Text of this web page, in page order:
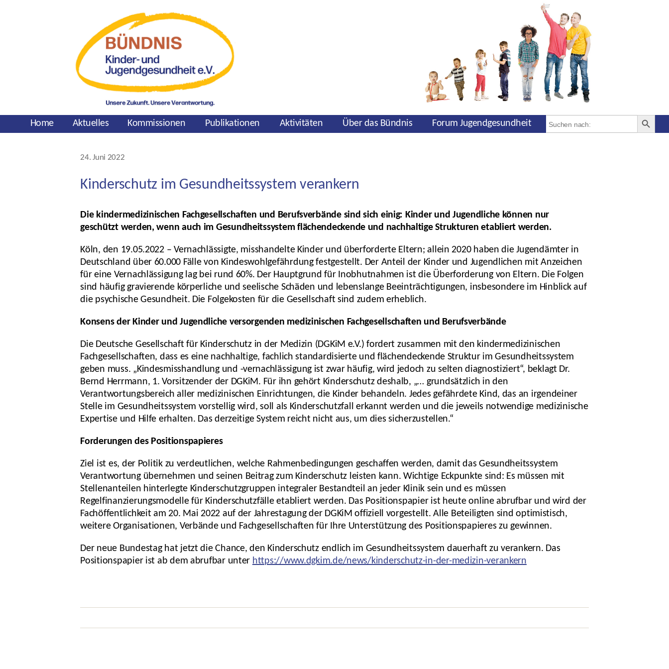
Home Aktuelles Kommissionen Publikationen Aktivitäten Über das Bündnis Forum Jugendgesundheit
for:
SEARCH
Kategorien
Veröffentlichungsdatum
24. Juni 2022
Kinderschutz im Gesundheitssystem verankern
Die kindermedizinischen Fachgesellschaften und Berufsverbände sind sich einig: Kinder und Jugendliche können nur
geschützt werden, wenn auch im Gesundheitssystem flächendeckende und nachhaltige Strukturen etabliert werden.
Köln, den 19.05.2022 – Vernachlässigte, misshandelte Kinder und überforderte Eltern; allein 2020 haben die Jugendämter in
Deutschland über 60.000 Fälle von Kindeswohlgefährdung festgestellt. Der Anteil der Kinder und Jugendlichen mit Anzeichen
für eine Vernachlässigung lag bei rund 60%. Der Hauptgrund für Inobhutnahmen ist die Überforderung von Eltern. Die Folgen
sind häufig gravierende körperliche und seelische Schäden und lebenslange Beeinträchtigungen, insbesondere im Hinblick auf
die psychische Gesundheit. Die Folgekosten für die Gesellschaft sind zudem erheblich.
Konsens der Kinder und Jugendliche versorgenden medizinischen Fachgesellschaften und Berufsverbände
Die Deutsche Gesellschaft für Kinderschutz in der Medizin (DGKiM e.V.) fordert zusammen mit den kindermedizinischen
Fachgesellschaften, dass es eine nachhaltige, fachlich standardisierte und flächendeckende Struktur im Gesundheitssystem
geben muss. „Kindesmisshandlung und -vernachlässigung ist zwar häufig, wird jedoch zu selten diagnostiziert“, beklagt Dr.
Bernd Herrmann, 1. Vorsitzender der DGKiM. Für ihn gehört Kinderschutz deshalb, „… grundsätzlich in den
Verantwortungsbereich aller medizinischen Einrichtungen, die Kinder behandeln. Jedes gefährdete Kind, das an irgendeiner
Stelle im Gesundheitssystem vorstellig wird, soll als Kinderschutzfall erkannt werden und die jeweils notwendige medizinische
Expertise und Hilfe erhalten. Das derzeitige System reicht nicht aus, um dies sicherzustellen.“
Forderungen des Positionspapieres
Ziel ist es, der Politik zu verdeutlichen, welche Rahmenbedingungen geschaffen werden, damit das Gesundheitssystem
Verantwortung übernehmen und seinen Beitrag zum Kinderschutz leisten kann. Wichtige Eckpunkte sind: Es müssen mit
Stellenanteilen hinterlegte Kinderschutzgruppen integraler Bestandteil an jeder Klinik sein und es müssen
Regelfinanzierungsmodelle für Kinderschutzfälle etabliert werden. Das Positionspapier ist heute online abrufbar und wird der
Fachöffentlichkeit am 20. Mai 2022 auf der Jahrestagung der DGKiM offiziell vorgestellt. Alle Beteiligten sind optimistisch,
weitere Organisationen, Verbände und Fachgesellschaften für Ihre Unterstützung des Positionspapieres zu gewinnen.
Der neue Bundestag hat jetzt die Chance, den Kinderschutz endlich im Gesundheitssystem dauerhaft zu verankern. Das
Positionspapier ist ab dem abrufbar unter https://www.dgkim.de/news/kinderschutz-in-der-medizin-verankern